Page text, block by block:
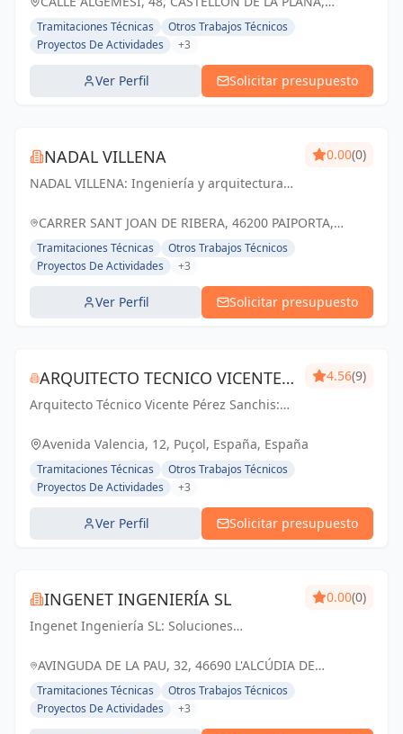
ESPAÑA, España
Tramitaciones Técnicas
Otros Trabajos Técnicos
Proyectos De Actividades
+3
Ver Perfil Solicitar presupuesto
NADAL VILLENA
NADAL VILLENA: Ingeniería y arquitectura
impulsando el progreso en Paiporta y
0.00(0)
CARRER SANT JOAN DE RIBERA, 46200 PAIPORTA,
VALENCIA, ESPAÑA, España
Tramitaciones Técnicas
Otros Trabajos Técnicos
Proyectos De Actividades
+3
Ver Perfil Solicitar presupuesto
ARQUITECTO TECNICO VICENTE
PÉREZ SANCHIS
Arquitecto Técnico Vicente Pérez Sanchis:
transformando ideas en realidad.
4.56(9)
Avenida Valencia, 12, Puçol, España, España
Tramitaciones Técnicas
Otros Trabajos Técnicos
Proyectos De Actividades
+3
Ver Perfil Solicitar presupuesto
INGENET INGENIERÍA SL
Ingenet Ingeniería SL: Soluciones
L'Alcúdia de Crespins y Valencia.
0.00(0)
AVINGUDA DE LA PAU, 32, 46690 L'ALCÚDIA DE
CRESPINS, VALENCIA, ESPAÑA, España
Tramitaciones Técnicas
Otros Trabajos Técnicos
Proyectos De Actividades
+3